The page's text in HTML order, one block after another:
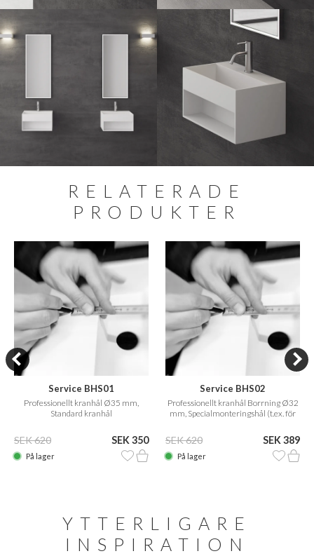
RELATERADE
PRODUKTER
Service BHS01
Professionellt kranhål Ø35 mm,
Standard kranhål
SEK 620 SEK 350
På lager
Service BHS02
Professionellt kranhål Borrning Ø32
mm, Specialmonteringshål (t.ex. för
SEK 620 SEK 389
På lager
YTTERLIGARE
INSPIRATION